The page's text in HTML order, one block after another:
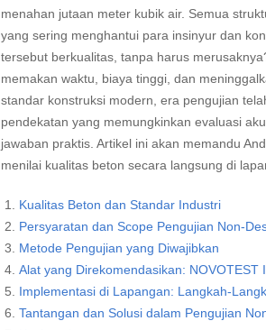
menahan jutaan meter kubik air. Semua
yang sering menghantui para insinyur dan
tersebut berkualitas, tanpa harus
memakan waktu, biaya tinggi, dan
standar konstruksi modern, era pengujian
pendekatan yang memungkinkan evaluasi
jawaban praktis. Artikel ini akan memandu
menilai kualitas beton secara langsung di
Kualitas Beton dan Standar Industri
Persyaratan dan Scope Pengujian Non-
Metode Pengujian yang Diwajibkan
Alat yang Direkomendasikan: NOVOTEST
Implementasi di Lapangan: Langkah-
Tantangan dan Solusi dalam Pengujian